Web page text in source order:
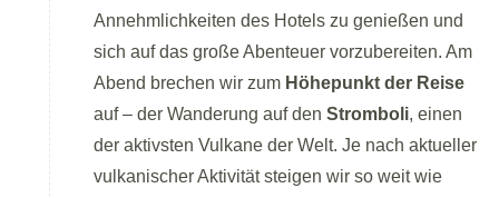
Annehmlichkeiten des Hotels zu genießen und
sich auf das große Abenteuer vorzubereiten. Am
Abend brechen wir zum Höhepunkt der Reise
auf – der Wanderung auf den Stromboli, einen
der aktivsten Vulkane der Welt. Je nach aktueller
vulkanischer Aktivität steigen wir so weit wie